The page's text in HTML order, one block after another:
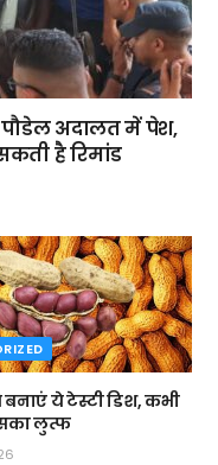
पौडेल अदालत में पेश,
है रिमांड
ये टेस्टी डिश, कभी
लुत्फ